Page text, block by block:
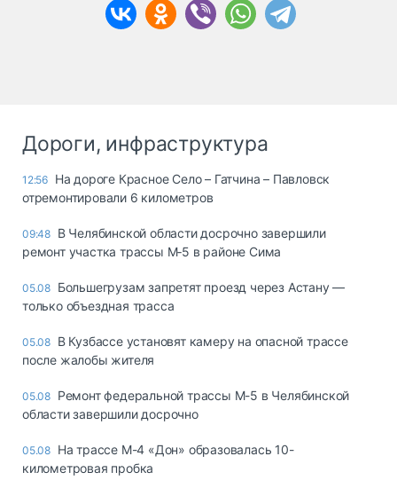
Дороги, инфраструктура
12:56 На дороге Красное Село – Гатчина – Павловск
отремонтировали 6 километров
09:48 В Челябинской области досрочно завершили
ремонт участка трассы М‑5 в районе Сима
05.08 Большегрузам запретят проезд через Астану —
только объездная трасса
05.08 В Кузбассе установят камеру на опасной трассе
после жалобы жителя
05.08 Ремонт федеральной трассы М-5 в Челябинской
области завершили досрочно
05.08 На трассе М-4 «Дон» образовалась 10-
километровая пробка